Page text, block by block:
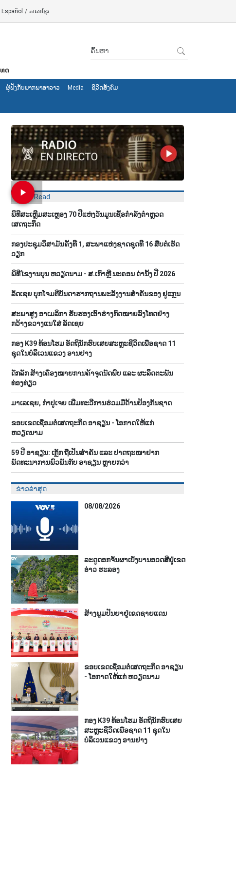
Español / ភាសាខ្មែរ
ຜູ້​ຟັງ​ກັບ​ພາກ​ພາ​ສາ​ລາວ Media ຊີ​ວິດ​ສັງ​ຄົມ
Most Read
ພິທີສະເຫຼີມສະເຫຼອງ 70 ປີແຫ່ງວັນມູນເຊື້ອກຳລັງຕຳຫຼວດ
ເສດຖະກິດ
ກອງປະຊຸມວິສາມັນຄັ້ງທີ 1, ສະພາແຫ່ງຊາດຊຸດທີ 16 ສືບຕໍ່ເຮັດ
ວຽກ
ພິທີໄຂງານບຸນ ຫວຽດນາມ - ສ.ເກົາຫຼີ ນະຄອນ ດ່ານັ້ງ ປີ 2026
ລັດເຊຍ ບຸກໂຈມຕີບັນດາຮາກຖານພະລັງງານສຳຄັນຂອງ ຢູແກຼນ
ສະພາສູງ ອາເມລິກາ ຮັບຮອງເອົາຮ່າງກົດໝາຍລົງໂທດຢ່າງ
ກວ້າງຂວາງແນໃສ່ ລັດເຊຍ
ກອງ K39 ທ້ອນໂຮມ ອັດຖິນັກຮົບເສຍສະຫຼະຊີວິດເພື່ອຊາດ 11
ຊຸດໃນບໍລິເວນແຂວງ ອານຢາງ
ດັກລັກ ສ້າງເຄື່ອງໝາຍການຄ້າຈຸດນັດພົບ ແລະ ຜະລິດຕະພັນ
ທ່ອງທ່ຽວ
ມາເລເຊຍ, ກຳປູເຈຍ ເພີ່ມທະວີການຮ່ວມມືດ້ານປ້ອງກັນຊາດ
ຂອບເຂດເຊື່ອມຕໍ່ເສດຖະກິດ ອາຊຽນ - ໂອກາດໃຫ້ແກ່
ຫວຽດນາມ
59 ປີ ອາຊຽນ: ເກຼັກ ຖືເປັນສຳຄັນ ແລະ ປາດຖະໜາຢາກ
ພັດທະນາການພົວພັນກັບ ອາຊຽນ ຫຼາຍກວ່າ
ຂ່າວລ່າສຸດ
08/08/2026
ລະດູດອກຈັນຜາເບັ່ງບານອວດສີຢູ່ເຂດ
ອ່າວ ຮະລອງ
ສ້າງພູມປັນຍາຢູ່ເຂດຊາຍແດນ
ຂອບເຂດເຊື່ອມຕໍ່ເສດຖະກິດ ອາຊຽນ
- ໂອກາດໃຫ້ແກ່ ຫວຽດນາມ
ກອງ K39 ທ້ອນໂຮມ ອັດຖິນັກຮົບເສຍ
ສະຫຼະຊີວິດເພື່ອຊາດ 11 ຊຸດໃນ
ບໍລິເວນແຂວງ ອານຢາງ